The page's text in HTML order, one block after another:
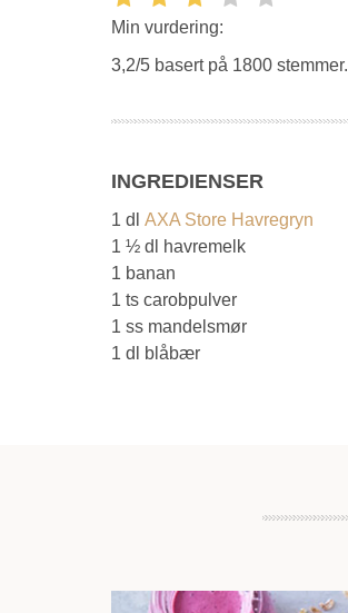
Min vurdering:
3,2/5 basert på 1800 stemmer.
INGREDIENSER
1 dl AXA Store Havregryn
1 ½ dl havremelk
1 banan
1 ts carobpulver
1 ss mandelsmør
1 dl blåbær